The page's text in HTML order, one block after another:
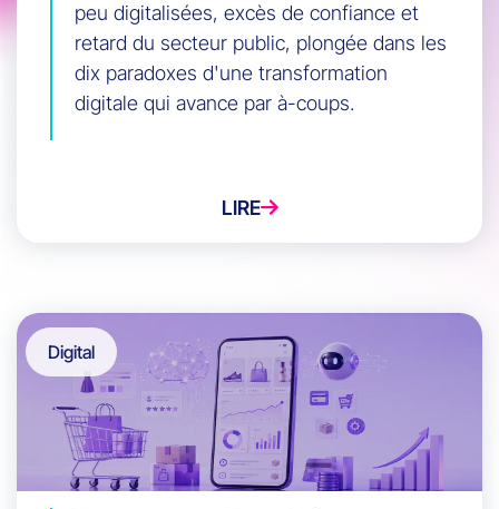
peu digitalisées, excès de confiance et
retard du secteur public, plongée dans les
dix paradoxes d'une transformation
digitale qui avance par à-coups.
LIRE
Digital